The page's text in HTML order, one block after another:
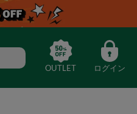
OUTLET ログイン